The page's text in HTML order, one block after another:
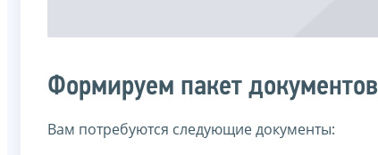
Формируем пакет документов
Вам потребуются следующие документы: